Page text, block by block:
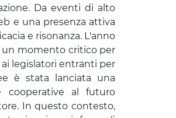
Da eventi di alto
e una presenza attiva
e risonanza. L'anno
un momento critico per
legislatori entranti per
è stata lanciata una
cooperative al futuro
In questo contesto,